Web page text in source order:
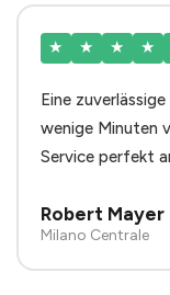
★ ★ ★ ★
Eine
wenige Minuten
Service perfekt
Robert Mayer
Milano Centrale